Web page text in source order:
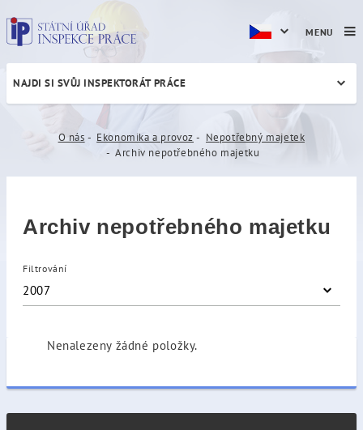
Archiv nepotřebného
NAJDI SI SVŮJ INSPEKTORÁT PRÁCE
O nás Ekonomika a provoz
Nepotřebný majetek
Archiv nepotřebného majetku
Archiv nepotřebného majetku
Filtrování
2007
Nenalezeny žádné položky.
MENU